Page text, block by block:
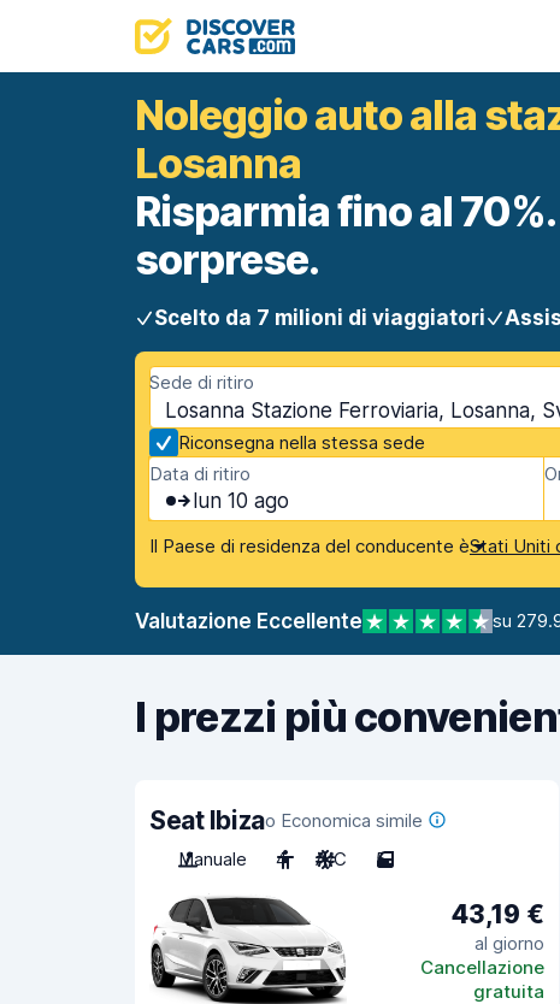
Noleggio auto alla
Losanna
Risparmia fino al
sorprese.
Scelto da 7 milioni di viaggiatori
Sede di ritiro
Losanna Stazione Ferroviaria, Losanna,
Riconsegna nella stessa sede
Data di ritiro
lun 10 ago
Il Paese di residenza del conducente èStati Uniti
Valutazione Eccellente su
I prezzi più
Seat Ibizao Economica simile
Manuale
4 A/C 5
43,19 €
al giorno
Cancellazione
gratuita